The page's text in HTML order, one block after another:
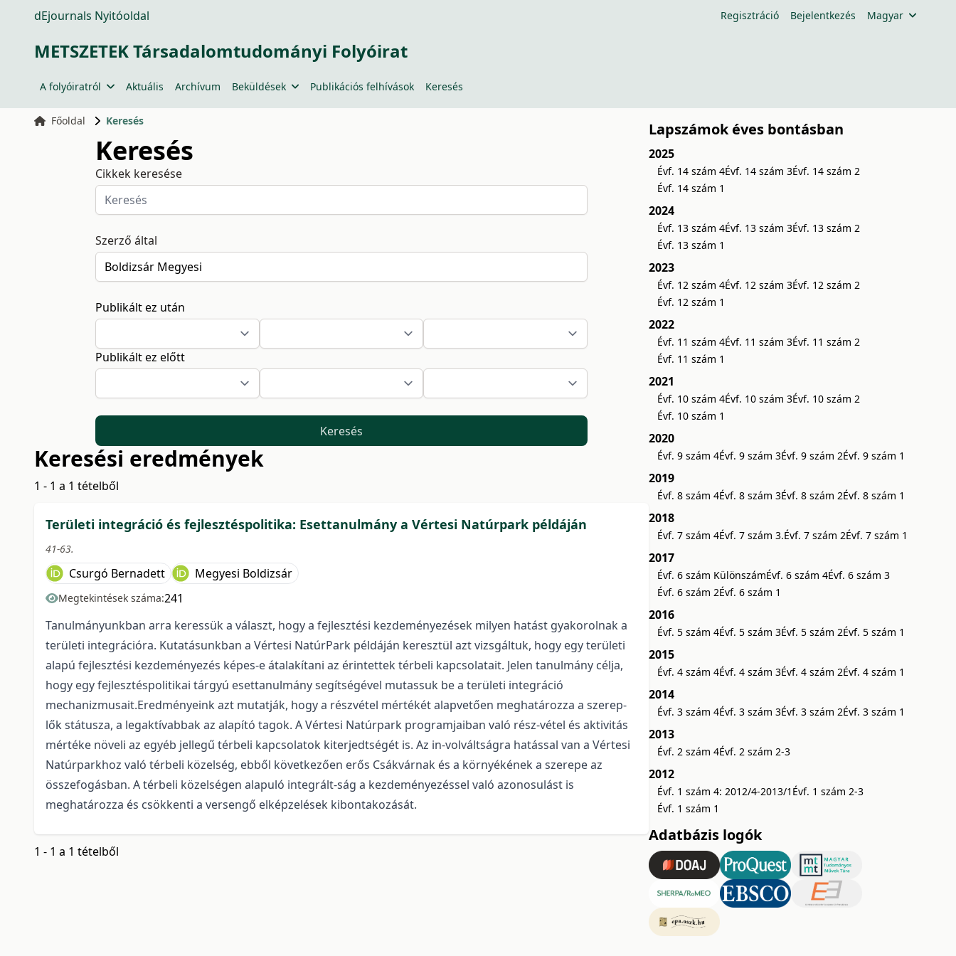
dEjournals Nyitóoldal Regisztráció Bejelentkezés Magyar
METSZETEK Társadalomtudományi Folyóirat
A folyóiratról Aktuális Archívum Beküldések Publikációs felhívások Keresés
Főoldal Keresés
Keresés
Cikkek keresése
Szerző által
Publikált ez után
Publikált ez előtt
Keresés
Keresési eredmények
1 - 1 a 1 tételből
Területi integráció és fejlesztéspolitika: Esettanulmány a Vértesi Natúrpark példáján
41-63.
Csurgó Bernadett Megyesi Boldizsár
Megtekintések száma:241
Tanulmányunkban arra keressük a választ, hogy a fejlesztési kezdeményezések milyen hatást gyakorolnak a
területi integrációra. Kutatásunkban a Vértesi NatúrPark példáján keresztül azt vizsgáltuk, hogy egy területi
alapú fejlesztési kezdeményezés képes-e átalakítani az érintettek térbeli kapcsolatait. Jelen tanulmány célja,
hogy egy fejlesztéspolitikai tárgyú esettanulmány segítségével mutassuk be a területi integráció
mechanizmusait.Eredményeink azt mutatják, hogy a részvétel mértékét alapvetően meghatározza a szerep-
lők státusza, a legaktívabbak az alapító tagok. A Vértesi Natúrpark programjaiban való rész-vétel és aktivitás
mértéke növeli az egyéb jellegű térbeli kapcsolatok kiterjedtségét is. Az in-volváltságra hatással van a Vértesi
Natúrparkhoz való térbeli közelség, ebből következően erős Csákvárnak és a környékének a szerepe az
összefogásban. A térbeli közelségen alapuló integrált-ság a kezdeményezéssel való azonosulást is
meghatározza és csökkenti a versengő elképzelések kibontakozását.
1 - 1 a 1 tételből
Lapszámok éves bontásban
2025
Évf. 14 szám 4Évf. 14 szám 3Évf. 14 szám 2
Évf. 14 szám 1
2024
Évf. 13 szám 4Évf. 13 szám 3Évf. 13 szám 2
Évf. 13 szám 1
2023
Évf. 12 szám 4Évf. 12 szám 3Évf. 12 szám 2
Évf. 12 szám 1
2022
Évf. 11 szám 4Évf. 11 szám 3Évf. 11 szám 2
Évf. 11 szám 1
2021
Évf. 10 szám 4Évf. 10 szám 3Évf. 10 szám 2
Évf. 10 szám 1
2020
Évf. 9 szám 4Évf. 9 szám 3Évf. 9 szám 2Évf. 9 szám 1
2019
Évf. 8 szám 4Évf. 8 szám 3Évf. 8 szám 2Évf. 8 szám 1
2018
Évf. 7 szám 4Évf. 7 szám 3.Évf. 7 szám 2Évf. 7 szám 1
2017
Évf. 6 szám KülönszámÉvf. 6 szám 4Évf. 6 szám 3
Évf. 6 szám 2Évf. 6 szám 1
2016
Évf. 5 szám 4Évf. 5 szám 3Évf. 5 szám 2Évf. 5 szám 1
2015
Évf. 4 szám 4Évf. 4 szám 3Évf. 4 szám 2Évf. 4 szám 1
2014
Évf. 3 szám 4Évf. 3 szám 3Évf. 3 szám 2Évf. 3 szám 1
2013
Évf. 2 szám 4Évf. 2 szám 2-3
2012
Évf. 1 szám 4: 2012/4-2013/1 Évf. 1 szám 2-3
Évf. 1 szám 1
Adatbázis logók